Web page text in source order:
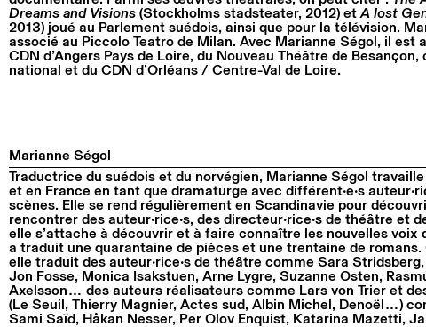
Dreams and Visions (Stockholms stadsteater, 2012) etA lost
2013) joué au Parlement suédois, ainsi que pour la télévision.
associé au Piccolo Teatro de Milan. Avec Marianne Ségol, il est
CDN d’Angers Pays de Loire, du Nouveau Théâtre de
national et du CDN d’Orléans / Centre-Val de Loire.
Marianne Ségol
Traductrice du suédois et du norvégien, Marianne Ségol
et en France en tant que dramaturge avec différent•e•s
scènes. Elle se rend régulièrement en Scandinavie pour
rencontrer des auteur•rice•s, des directeur•rice•s de théâtre et
elle s’attache à découvrir et à faire connaître les nouvelles voix
a traduit une quarantaine de pièces et une trentaine de
elle traduit des auteur•rice•s de théâtre comme Sara
Jon Fosse, Monica Isakstuen, Arne Lygre, Suzanne Osten,
Axelsson… des auteurs réalisateurs comme Lars von Trier et
(Le Seuil, Thierry Magnier, Actes sud, Albin Michel, Denoël…)
Sami Saïd, Håkan Nesser, Per Olov Enquist, Katarina Mazetti,